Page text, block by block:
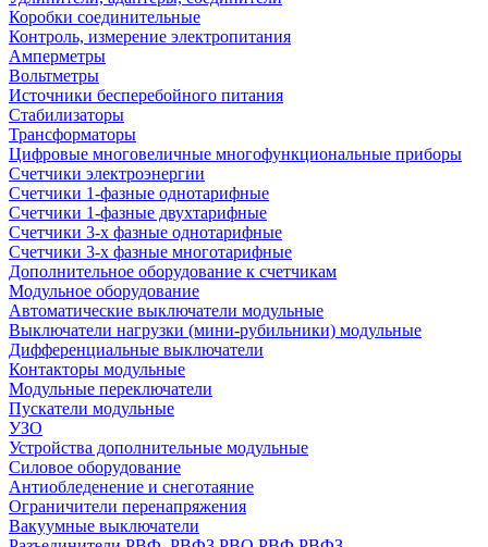
Коробки соединительные
Контроль, измерение электропитания
Амперметры
Вольтметры
Источники бесперебойного питания
Стабилизаторы
Трансформаторы
Цифровые многовеличные многофункциональные приборы
Счетчики электроэнергии
Счетчики 1-фазные однотарифные
Счетчики 1-фазные двухтарифные
Счетчики 3-х фазные однотарифные
Счетчики 3-х фазные многотарифные
Дополнительное оборудование к счетчикам
Модульное оборудование
Автоматические выключатели модульные
Выключатели нагрузки (мини-рубильники) модульные
Дифференциальные выключатели
Контакторы модульные
Модульные переключатели
Пускатели модульные
УЗО
Устройства дополнительные модульные
Силовое оборудование
Антиобледенение и снеготаяние
Ограничители перенапряжения
Вакуумные выключатели